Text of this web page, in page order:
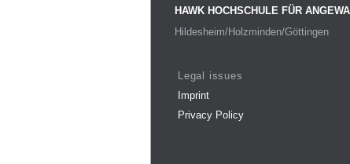
HAWK HOCHSCHULE FÜR
Hildesheim/Holzminden/Göttingen
Legal issues
Imprint
Privacy Policy